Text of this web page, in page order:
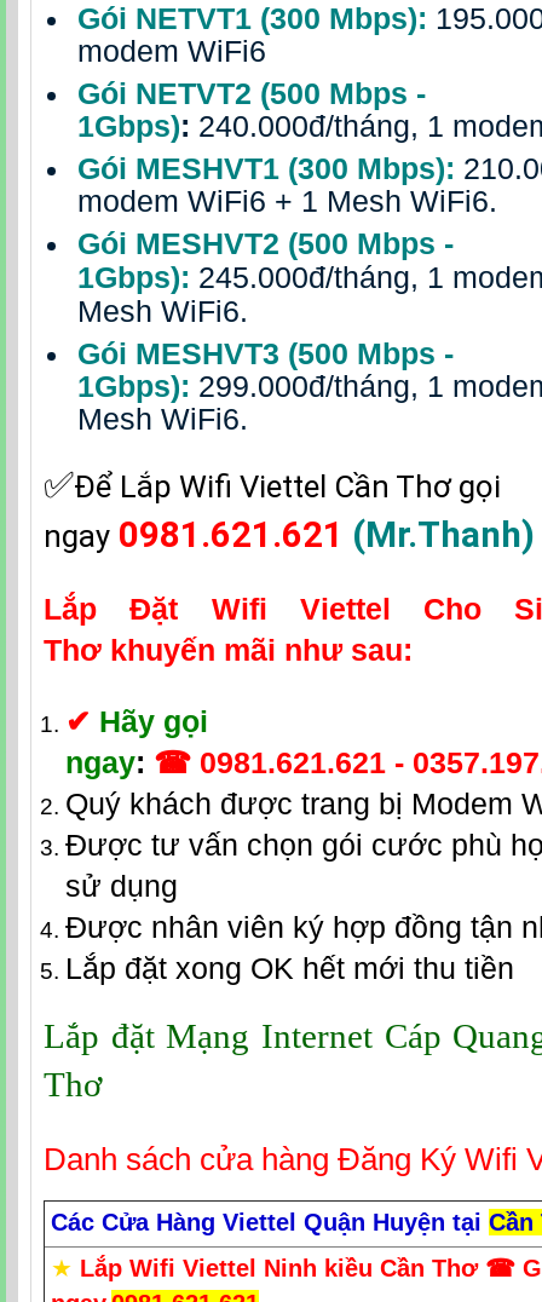
Gói NETVT1 (300 Mbps):
modem WiFi6
Gói NETVT2 (500 Mbps -
1Gbps): 240.000đ/tháng, 1
Gói MESHVT1 (300 Mbps):
modem WiFi6 + 1 Mesh WiFi6.
Gói MESHVT2 (500 Mbps -
1Gbps): 245.000đ/tháng, 1
Mesh WiFi6.
Gói MESHVT3 (500 Mbps -
1Gbps): 299.000đ/tháng, 1
Mesh WiFi6.
✅‎Để Lắp Wifi Viettel Cần Thơ gọi
ngay 0981.621.621 (Mr.Thanh)
Lắp Đặt Wifi Viettel Cho
Thơ khuyến mãi như sau:
✔ Hãy gọi
ngay: ☎ 0981.621.621 -
Quý khách được trang bị Modem
Được tư vấn chọn gói cước phù
sử dụng
Được nhân viên ký hợp đồng tận
Lắp đặt xong OK hết mới thu tiền
Lắp đặt Mạng Internet Cáp
Thơ
Danh sách cửa hàng Đăng Ký Wifi
Các Cửa Hàng Viettel Quận Huyện tại Cần
★ Lắp Wifi Viettel Ninh kiều Cần Thơ ☎